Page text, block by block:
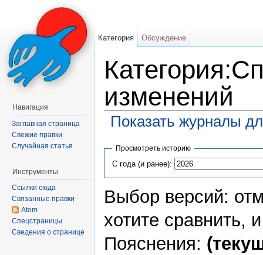
изменений
Показать журналы
Просмотреть историю
С года (и ранее):
Выбор версий:
хотите сравнить,
Пояснения:
Категория Обсуждение
Навигация
Заглавная страница
Свежие правки
Случайная статья
Инструменты
Ссылки сюда
Связанные правки
Atom
Спецстраницы
Сведения о странице